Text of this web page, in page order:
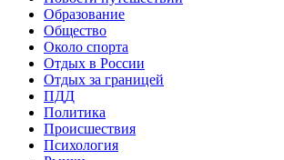
Образование
Общество
Около спорта
Отдых в России
Отдых за границей
ПДД
Политика
Происшествия
Психология